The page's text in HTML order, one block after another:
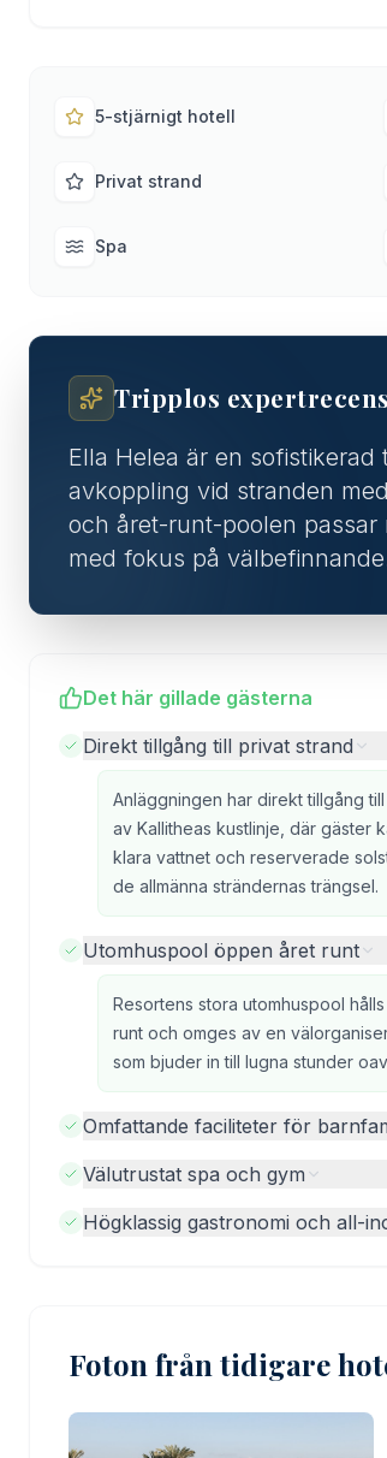
5-stjärnigt hotell
Privat strand
Spa
Tripplos
Ella Helea är en
avkoppling vid stranden
och året-runt-poolen passar
med fokus på
Det här gillade gästerna
Direkt tillgång till privat strand
Anläggningen har direkt tillgång
av Kallitheas kustlinje, där gäster
klara vattnet och reserverade
de allmänna strändernas trängsel.
Utomhuspool öppen året runt
Resortens stora utomhuspool
runt och omges av en
som bjuder in till lugna stunder
Omfattande faciliteter för
Välutrustat spa och gym
Högklassig gastronomi och all-
Foton från tidigare